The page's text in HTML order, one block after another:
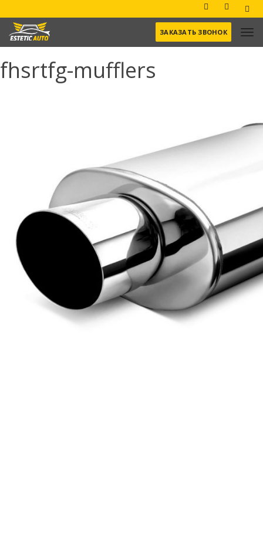
ЗАКАЗАТЬ ЗВОНОК
fhsrtfg-mufflers